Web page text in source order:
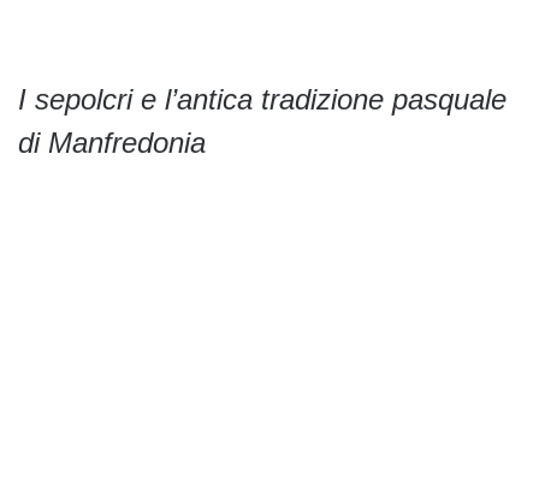
I sepolcri e l’antica tradizione pasquale
di Manfredonia